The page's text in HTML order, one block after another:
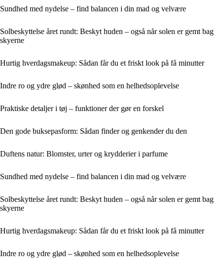
Sundhed med nydelse – find balancen i din mad og velvære
Solbeskyttelse året rundt: Beskyt huden – også når solen er gemt bag
skyerne
Hurtig hverdagsmakeup: Sådan får du et friskt look på få minutter
Indre ro og ydre glød – skønhed som en helhedsoplevelse
Praktiske detaljer i tøj – funktioner der gør en forskel
Den gode buksepasform: Sådan finder og genkender du den
Duftens natur: Blomster, urter og krydderier i parfume
Sundhed med nydelse – find balancen i din mad og velvære
Solbeskyttelse året rundt: Beskyt huden – også når solen er gemt bag
skyerne
Hurtig hverdagsmakeup: Sådan får du et friskt look på få minutter
Indre ro og ydre glød – skønhed som en helhedsoplevelse